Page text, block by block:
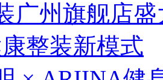
广州旗舰店
整装新模式